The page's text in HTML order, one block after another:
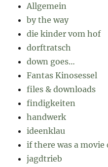
Allgemein
by the way
die kinder vom hof
dorftratsch
down goes…
Fantas Kinosessel
files & downloads
findigkeiten
handwerk
ideenklau
if there was a movie
jagdtrieb